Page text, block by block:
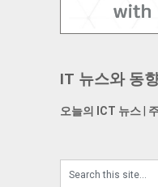
IT 뉴스와 동
오늘의 ICT 뉴스|